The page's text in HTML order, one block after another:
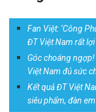
Fan Việt: ‘Công
ĐT Việt Nam rất
Góc choáng
Việt Nam đủ sức
Kết quả ĐT Việt
siêu phẩm, đàn